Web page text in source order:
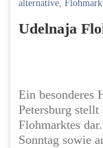
alternative,
Udelnaja
Ein besonderes
Petersburg
Flohmarktes
Sonntag sowie